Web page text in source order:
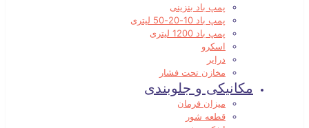
پمپ باد بنزینی
پمپ باد 10-20-50 لیتری
پمپ باد 1200 لیتری
اسکرو
درایر
مخازن تحت فشار
مکانیکی و جلوبندی
میزان فرمان
قطعه شور